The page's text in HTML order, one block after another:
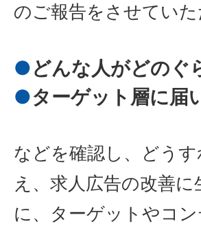
のご報告をさせていた
どんな人がどのぐ
ターゲット層に届
などを確認し、どう
え、求人広告の改善
に、ターゲットやコ